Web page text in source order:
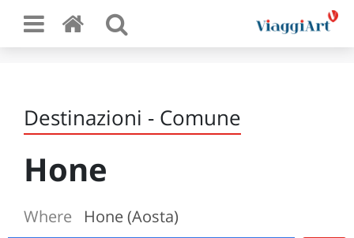
Destinazioni - Comune
Hone
Where Hone (Aosta)